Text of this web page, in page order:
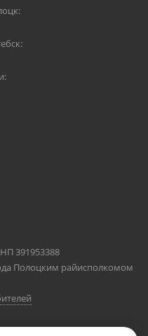
391953388
Полоцким райисполкомом